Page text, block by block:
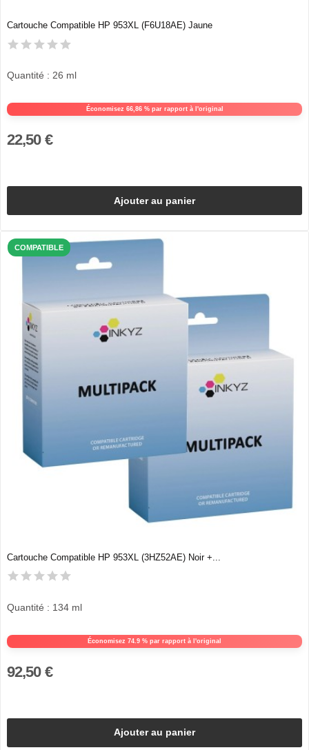
Cartouche Compatible HP 953XL (F6U18AE) Jaune
Économisez 66,86 % par rapport à l'original
Quantité : 26 ml
22,50 €
Ajouter au panier
COMPATIBLE
Cartouche Compatible HP 953XL (3HZ52AE) Noir +...
Économisez 74.9 % par rapport à l'original
Quantité : 134 ml
92,50 €
Ajouter au panier